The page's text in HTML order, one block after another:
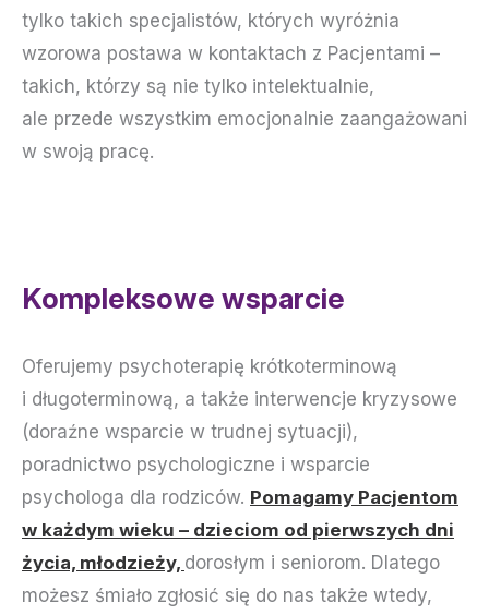
tylko takich specjalistów, których wyróżnia
wzorowa postawa w kontaktach z Pacjentami –
takich, którzy są nie tylko intelektualnie,
ale przede wszystkim emocjonalnie zaangażowani
w swoją pracę.
Kompleksowe wsparcie
Oferujemy psychoterapię krótkoterminową
i długoterminową, a także interwencje kryzysowe
(doraźne wsparcie w trudnej sytuacji),
poradnictwo psychologiczne i wsparcie
psychologa dla rodziców. Pomagamy Pacjentom
w każdym wieku – dzieciom od pierwszych dni
życia, młodzieży, dorosłym i seniorom. Dlatego
możesz śmiało zgłosić się do nas także wtedy,